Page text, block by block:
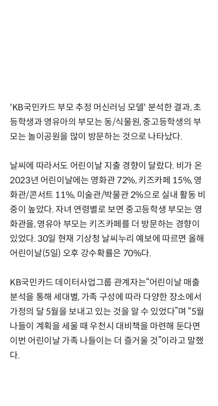
'KB국민카드 부모 추정 머신러닝 모델' 분석한 결과, 초
등학생과 영유아의 부모는 동/식물원, 중고등학생의 부
모는 놀이공원을 많이 방문하는 것으로 나타났다.
날씨에 따라서도 어린이날 지출 경향이 달랐다. 비가 온
2023년 어린이날에는 영화관 72%, 키즈카페 15%, 영
화관/콘서트 11%, 미술관/박물관 2%으로 실내 활동 비
중이 높았다. 자녀 연령별로 보면 중고등학생 부모는 영
화관을, 영유아 부모는 키즈카페를 더 방문하는 경향이
있었다. 30일 현재 기상청 날씨누리 예보에 따르면 올해
어린이날(5일) 오후 강수확률은 70%다.
KB국민카드 데이터사업그룹 관계자는“어린이날 매출
분석을 통해 세대별, 가족 구성에 따라 다양한 장소에서
가정의 달 5월을 보내고 있는 것을 알 수 있었다”며 “5월
나들이 계획을 세울 때 우천시 대비책을 마련해 둔다면
이번 어린이날 가족 나들이는 더 즐거울 것”이라고 말했
다.